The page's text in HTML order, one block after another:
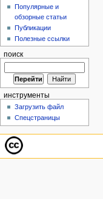
Популярные и
обзорные статьи
Публикации
Полезные ссылки
поиск
инструменты
Загрузить файл
Спецстраницы